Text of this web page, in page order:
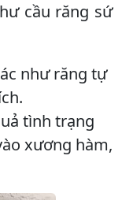
cầu răng sứ
như răng tự
tình trạng
xương hàm,